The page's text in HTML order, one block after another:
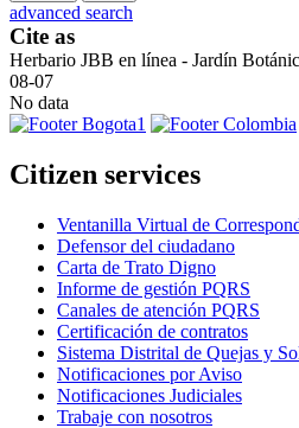
advanced search
Cite as
Herbario JBB en línea - Jardín
08-07
No data
Citizen services
Ventanilla Virtual de
Defensor del ciudadano
Carta de Trato Digno
Informe de gestión PQRS
Canales de atención PQRS
Certificación de contratos
Sistema Distrital de Quejas y
Notificaciones por Aviso
Notificaciones Judiciales
Trabaje con nosotros